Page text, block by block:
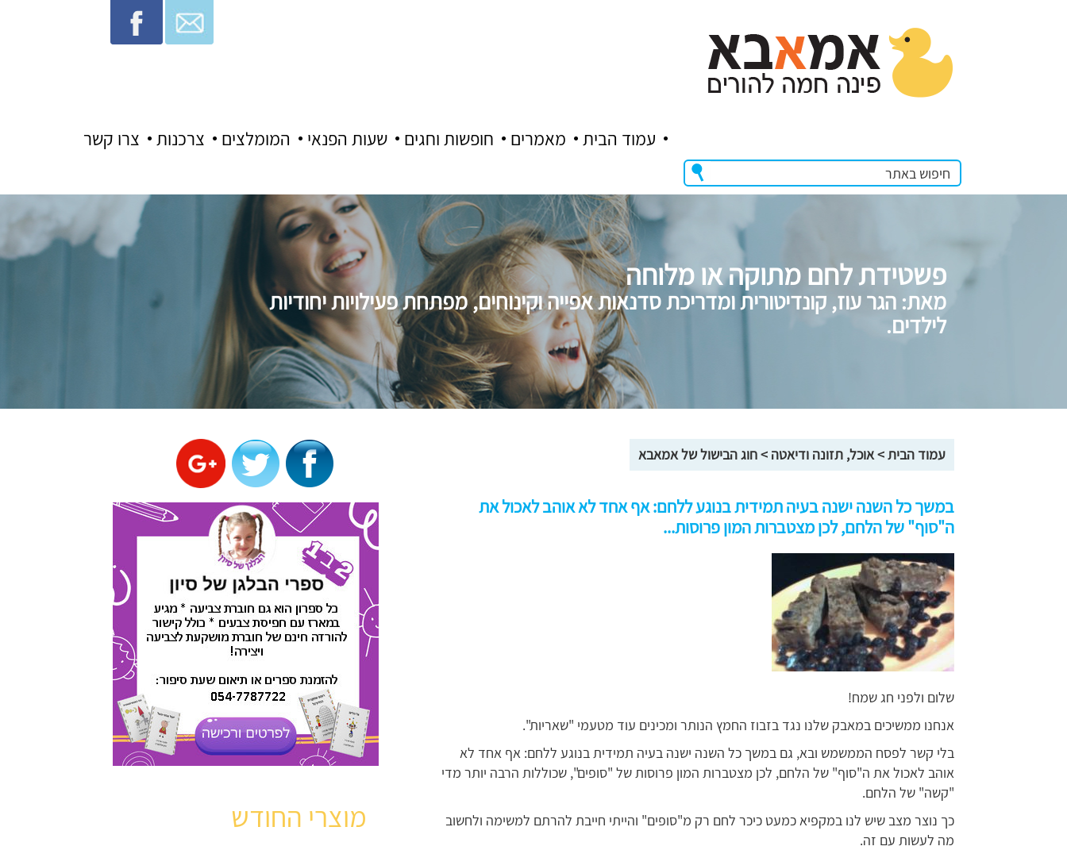
צרו קשר צרכנות המומלצים שעות הפנאי חופשות וחגים מאמרים עמוד הבית
פשטידת לחם מתוקה או מלוחה
מאת: הגר עוז, קונדיטורית ומדריכת סדנאות אפייה וקינוחים, מפתחת פעילויות יחודיות
לילדים.
עמוד הבית>אוכל, תזונה ודיאטה >חוג הבישול של אמאבא
במשך כל השנה ישנה בעיה תמידית בנוגע ללחם: אף אחד לא אוהב לאכול את
ה"סוף" של הלחם, לכן מצטברות המון פרוסות...
שלום ולפני חג שמח!
אנחנו ממשיכים במאבק שלנו נגד בזבוז החמץ הנותר ומכינים עוד מטעמי "שאריות".
בלי קשר לפסח הממשמש ובא, גם במשך כל השנה ישנה בעיה תמידית בנוגע ללחם: אף אחד לא
אוהב לאכול את ה"סוף" של הלחם, לכן מצטברות המון פרוסות של "סופים", שכוללות הרבה יותר מדי
"קשה" של הלחם.
כך נוצר מצב שיש לנו במקפיא כמעט כיכר לחם רק מ"סופים" והייתי חייבת להרתם למשימה ולחשוב
מה לעשות עם זה.
מוצרי החודש